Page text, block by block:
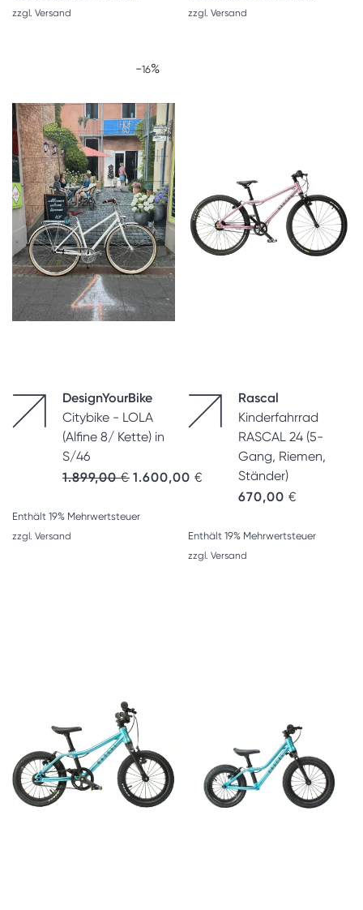
zzgl. Versand zzgl. Versand
-16%
DesignYourBike
Citybike - LOLA
(Alfine 8/ Kette) in
S/46
1.899,00€ Ursprünglicher Preis war: 1.899,00 €
1.600,00 € Aktueller Preis ist: 1.600,00
Enthält 19% Mehrwertsteuer
zzgl. Versand
Rascal
Kinderfahrrad
RASCAL 24 (5-
Gang, Riemen,
Ständer)
670,00 €
Enthält 19% Mehrwertsteuer
zzgl. Versand